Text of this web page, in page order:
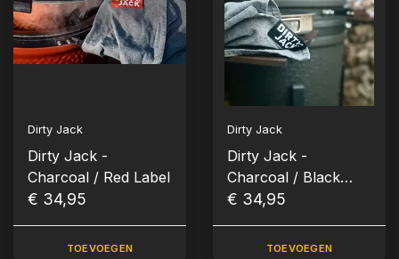
Dirty Jack
Dirty Jack -
Charcoal / Red Label
€ 34,95
TOEVOEGEN
Dirty Jack
Dirty Jack -
Charcoal / Black
Label
€ 34,95
TOEVOEGEN